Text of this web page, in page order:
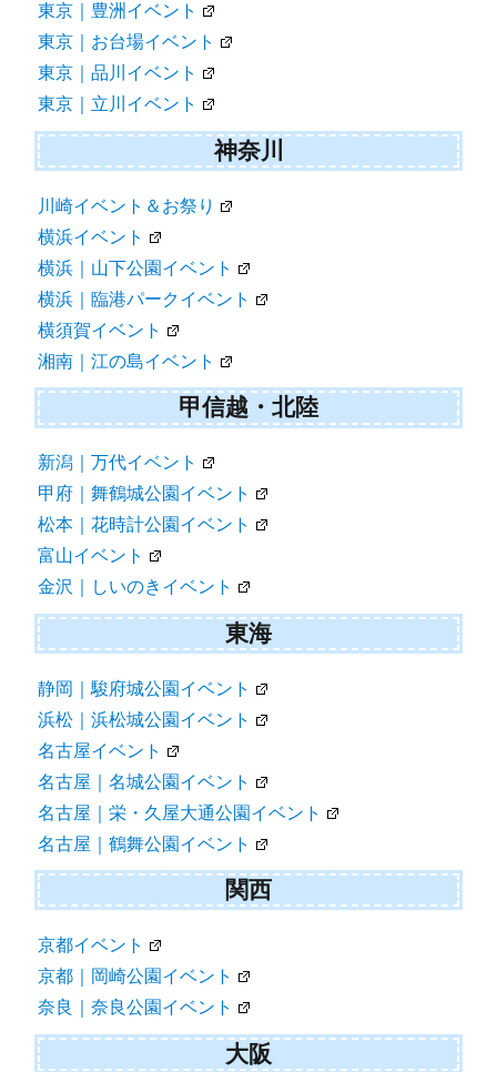
東京｜豊洲イベント
東京｜お台場イベント
東京｜品川イベント
東京｜立川イベント
神奈川
川崎イベント＆お祭り
横浜イベント
横浜｜山下公園イベント
横浜｜臨港パークイベント
横須賀イベント
湘南｜江の島イベント
甲信越・北陸
新潟｜万代イベント
甲府｜舞鶴城公園イベント
松本｜花時計公園イベント
富山イベント
金沢｜しいのきイベント
東海
静岡｜駿府城公園イベント
浜松｜浜松城公園イベント
名古屋イベント
名古屋｜名城公園イベント
名古屋｜栄・久屋大通公園イベント
名古屋｜鶴舞公園イベント
関西
京都イベント
京都｜岡崎公園イベント
奈良｜奈良公園イベント
大阪